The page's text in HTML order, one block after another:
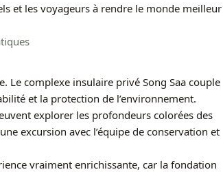
et les voyageurs à rendre le monde meilleur
Le complexe insulaire privé Song Saa couple
et la protection de l’environnement.
explorer les profondeurs colorées des
excursion avec l’équipe de conservation et
vraiment enrichissante, car la fondation